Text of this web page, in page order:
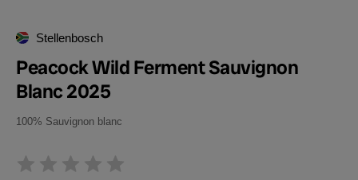
Stellenbosch
Peacock Wild Ferment Sauvignon
Blanc 2025
100% Sauvignon blanc